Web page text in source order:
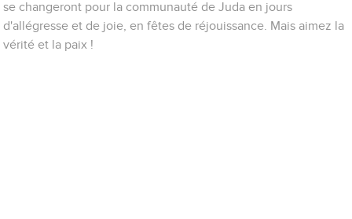
se changeront pour la communauté de Juda en jours
d'allégresse et de joie, en fêtes de réjouissance. Mais aimez la
vérité et la paix !